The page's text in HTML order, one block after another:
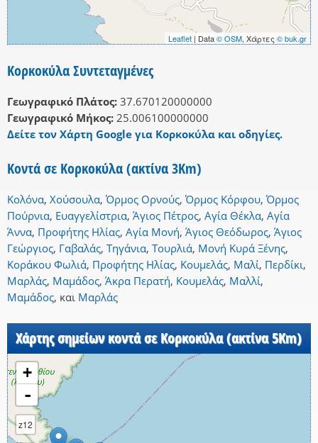
Leaflet | Data© OSM, Χάρτες © buk.gr
Κορκοκύλα Συντεταγμένες
Γεωγραφικό Πλάτος: 37.670120000000
Γεωγραφικό Μήκος: 25.006100000000
Δείτε τον Χάρτη Google για Κορκοκύλα και οδηγίες.
Κοντά σε Κορκοκύλα (ακτίνα 3Km)
Κολόνα, Χούσουλα,Όρμος Ορνούς,Όρμος Κόρφου,Όρμος
Πούρνια, Ευαγγελίστρια, Άγιος Πέτρος, Αγία Θέκλα, Αγία
Άννα, Προφήτης Ηλίας, Αγία Μονή, Άγιος Θεόδωρος, Άγιος
Γεώργιος, Γαβαλάς, Τηγάνια, Τουρλιά, Μονή Κυρά Ξένης,
Κοράκου Φωλιά, Προφήτης Ηλίας, Κουμελάς, Μαλί, Περδίκι,
Μαρλάς, Μαμάδος, Άκρα Περατή, Κουμελάς, Μαλλί,
Μαμάδος, και Μαρλάς
Χάρτης σημείων κοντά σε Κορκοκύλα (ακτίνα 5Km)
+
-
z12